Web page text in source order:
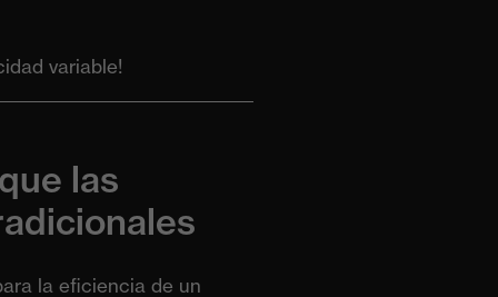
variable!
las
la eficiencia de un